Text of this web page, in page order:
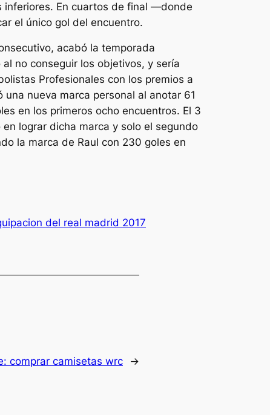
inferiores. En cuartos de final —donde
el único gol del encuentro.
acabó la temporada
no conseguir los objetivos, y sería
Profesionales con los premios a
nueva marca personal al anotar 61
en los primeros ocho encuentros. El 3
lograr dicha marca y solo el segundo
la marca de Raul con 230 goles en
del real madrid 2017
comprar camisetas wrc →